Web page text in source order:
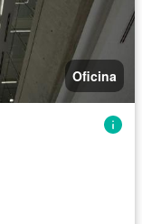
Oficina